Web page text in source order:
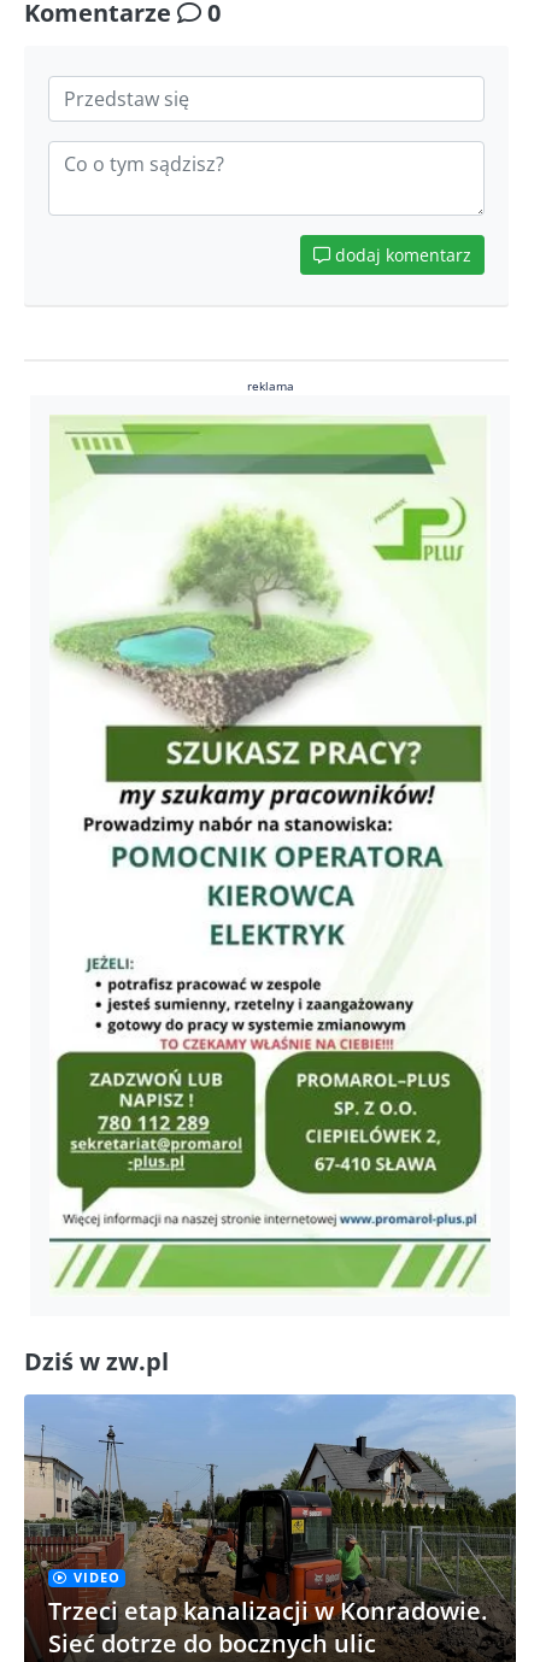
Komentarze 0
dodaj komentarz
reklama
Dziś w zw.pl
VIDEO
Trzeci etap kanalizacji w Konradowie.
Sieć dotrze do bocznych ulic